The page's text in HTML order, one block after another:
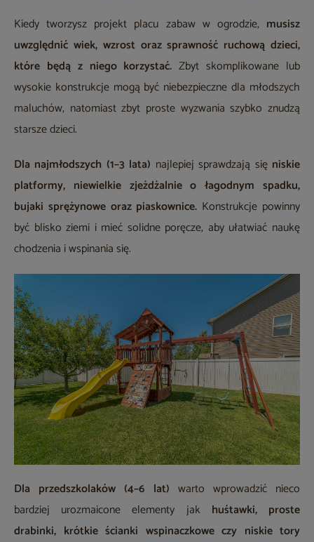
Kiedy tworzysz projekt placu zabaw w ogrodzie, musisz
uwzględnić wiek, wzrost oraz sprawność ruchową dzieci,
które będą z niego korzystać. Zbyt skomplikowane lub
wysokie konstrukcje mogą być niebezpieczne dla młodszych
maluchów, natomiast zbyt proste wyzwania szybko znudzą
starsze dzieci.
Dla najmłodszych (1–3 lata) najlepiej sprawdzają się niskie
platformy, niewielkie zjeżdżalnie o łagodnym spadku,
bujaki sprężynowe oraz piaskownice. Konstrukcje powinny
być blisko ziemi i mieć solidne poręcze, aby ułatwiać naukę
chodzenia i wspinania się.
Dla przedszkolaków (4–6 lat) warto wprowadzić nieco
bardziej urozmaicone elementy jak huśtawki, proste
drabinki, krótkie ścianki wspinaczkowe czy niskie tory